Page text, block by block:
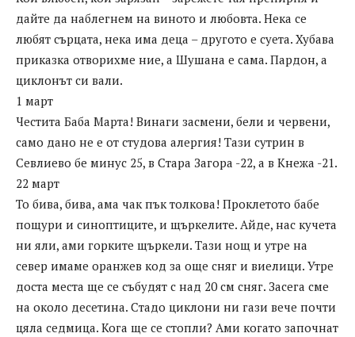
дайте да наблегнем на виното и любовта. Нека се
любят сърцата, нека има деца – другото е суета. Хубава
приказка отворихме ние, а Шушана е сама. Пардон, а
циклонът си вали.
1 март
Честита Баба Марта! Винаги засмени, бели и червени,
само дано не е от студова алергия! Тази сутрин в
Севлиево бе минус 25, в Стара Загора -22, а в Кнежа -21.
22 март
То бива, бива, ама чак пък толкова! Проклетото бабе
пощури и синоптиците, и щъркелите. Айде, нас кучета
ни яли, ами горките щъркели. Тази нощ и утре на
север имаме оранжев код за още сняг и виелици. Утре
доста места ще се събудят с над 20 см сняг. Засега сме
на около десетина. Стадо циклони ни гази вече почти
цяла седмица. Кога ще се стопли? Ами когато започнат